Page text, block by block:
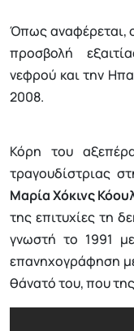
Όπως αναφέρεται,
προσβολή
νεφρού και την
2008.
Κόρη του
τραγουδίστριας
Μαρία Χόκινς
της επιτυχίες τη
γνωστή το 1991
επανηχογράφηση
θάνατό του, που